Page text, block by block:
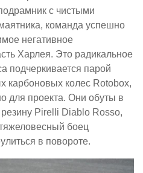
с чистыми
команда успешно
негативное
Харлея. Это радикальное
подчеркивается парой
карбоновых колес Rotobox,
для проекта. Они обуты в
Pirelli Diablo Rosso,
боец
в повороте.